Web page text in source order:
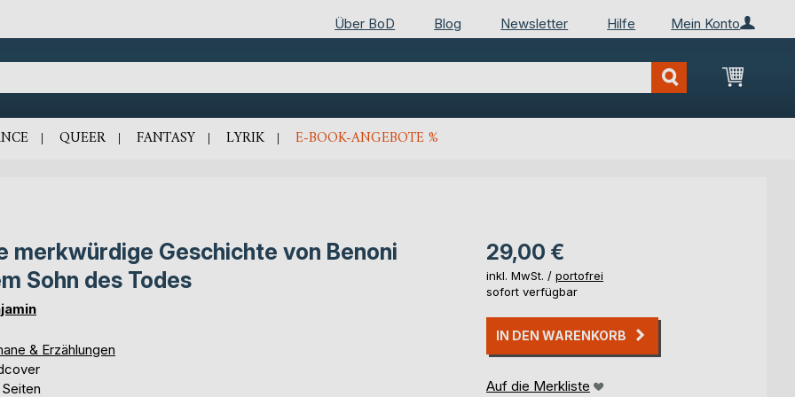
Mein Konto
Über BoD Blog Newsletter Hilfe
Mein
QUEER FANTASY LYRIK E-BOOK-ANGEBOTE %
merkwürdige Geschichte von Benoni
Sohn des Todes
& Erzählungen
29,00 €
inkl. MwSt. / portofrei
sofort verfügbar
IN DEN WARENKORB
Auf die Merkliste